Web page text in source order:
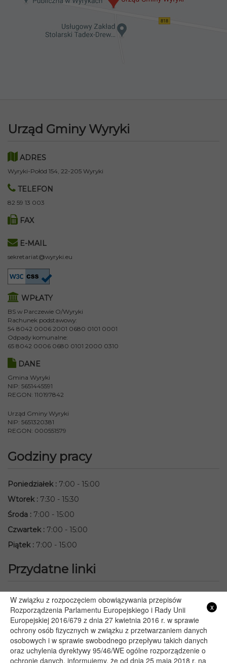
Urząd Gminy Wyryki
ADRES
Wyryki-Połód 154, 22-205 Wyryki
TELEFON
82 59 13 003
FAX
E-MAIL
sekretariat@wyryki.eu
WPŁATY
BS w Parczewie O/Wyryki
Rachunek podstawowy:
54 8042 0006 2001 0680 0101 0001
Odpady komunalne:
65 8042 0006 0680 0101 2000 0310
DANE
Gmina Wyryki
NIP: 5651445591
REGON: 110197842
Urząd Gminy Wyryki
NIP: 5651320381
REGON: 000551579
Godziny pracy
Poniedziałek: 7:00 - 15:00
Wtorek: 7:30 - 15:30
Środa : 7:00 - 15:00
Czwartek: 7:00 - 15:00
Piątek: 7:00 - 15:00
Przydatne linki
Starostwo Powiatowe we Włodawie
Lubelski Urząd Wojewódzki w Lublinie
Urząd Marszałkowski Województwa Lubelskiego w Lublinie
Serwis Rzeczypospolitej Polskiej
PGE – Planowane wyłączenia prądu
Poczta E-mail
x
W związku z rozpoczęciem obowiązywania przepisów
Rozporządzenia Parlamentu Europejskiego i Rady Unii
Europejskiej 2016/679 z dnia 27 kwietnia 2016 r. w sprawie
ochrony osób fizycznych w związku z przetwarzaniem danych
osobowych i w sprawie swobodnego przepływu takich danych
oraz uchylenia dyrektywy 95/46/WE ogólne rozporządzenie o
ochronie danych, informujemy, że od dnia 25 maja 2018 r. na